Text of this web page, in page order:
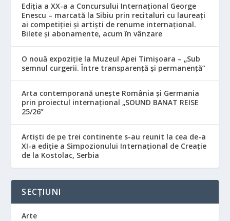
Ediția a XX-a a Concursului Internațional George
Enescu – marcată la Sibiu prin recitaluri cu laureați
ai competiției și artiști de renume internațional.
Bilete și abonamente, acum în vânzare
O nouă expoziție la Muzeul Apei Timișoara – „Sub
semnul curgerii. Între transparență și permanență”
Arta contemporană unește România și Germania
prin proiectul internațional „SOUND BANAT REISE
25/26”
Artiști de pe trei continente s-au reunit la cea de-a
XI-a ediție a Simpozionului Internațional de Creație
de la Kostolac, Serbia
SECȚIUNI
Arte